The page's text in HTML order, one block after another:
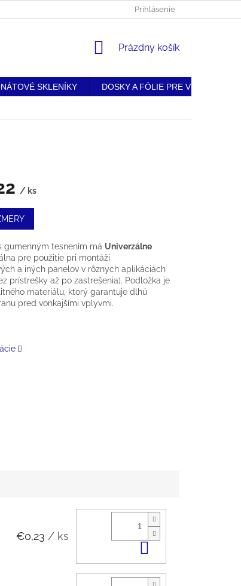
• REKLAMAČNÝ
Prihlásenie
NÁKUPNÝ
Prázdny košík
SKLENÍKY DOSKY A FÓLIE PRE VÝROBU
/ ks
gumenným tesnením má Univerzálne
pre použitie pri montáži
a iných panelov v rôznych aplikáciách
prístrešky až po zastrešenia). Podložka je
materiálu, ktorý garantuje dlhú
pred vonkajšími vplyvmi.
€0,23 / ks